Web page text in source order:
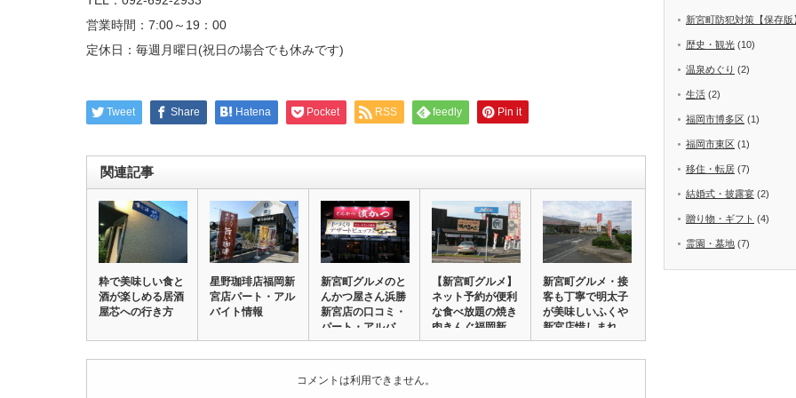
営業時間：7:00～19：00
定休日：毎週月曜日(祝日の場合でも休みです)
Tweet Share Hatena Pocket RSS feedly Pin it
関連記事
粋で美味しい食と
酒が楽しめる居酒
屋芯への行き方
星野珈琲店福岡新
宮店パート・アル
バイト情報
新宮町グルメのと
んかつ屋さん浜勝
新宮店の口コミ・
パート・アルバ
イ…
【新宮町グルメ】
ネット予約が便利
な食べ放題の焼き
肉きんぐ福岡新
宮…
新宮町グルメ・接
客も丁寧で明太子
が美味しいふくや
新宮店惜しまれ
閉…
コメントは利用できません。
新宮町防犯対策【保存版
歴史・観光 (10)
温泉めぐり (2)
生活 (2)
福岡市博多区 (1)
福岡市東区 (1)
移住・転居 (7)
結婚式・披露宴 (2)
贈り物・ギフト (4)
霊園・墓地 (7)